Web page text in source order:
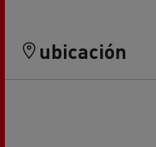
ubicación